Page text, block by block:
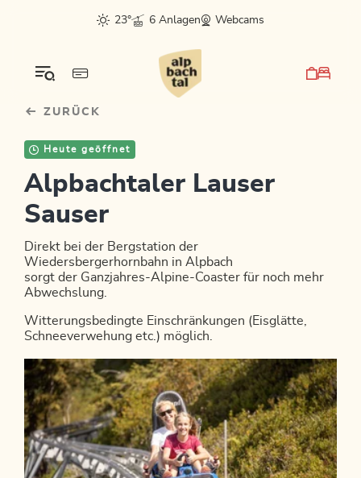
sr.skip-to.main-content
sr.skip-to.table-of-contents
sr.skip-to.main-navigation
23°
6 Anlagen Webcams
ZURÜCK
Heute geöffnet
Alpbachtaler Lauser
Sauser
Direkt bei der Bergstation der
Wiedersbergerhornbahn in Alpbach
sorgt der Ganzjahres-Alpine-Coaster für noch mehr
Abwechslung.
Witterungsbedingte Einschränkungen (Eisglätte,
Schneeverwehung etc.) möglich.